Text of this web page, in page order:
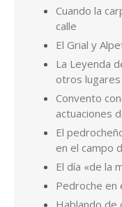
Cuando la
calle
El Grial y
La Leyenda
otros lugares
Convento
actuaciones
El
en el campo
El día «de la
Pedroche en